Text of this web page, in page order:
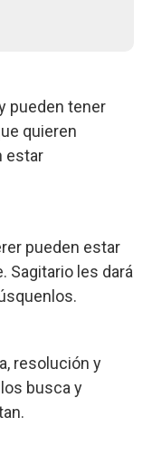
pueden tener
quieren
estar
pueden estar
Sagitario les dará
resolución y
busca y